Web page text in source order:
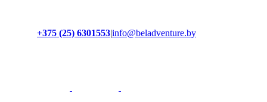
+375 (25) 6301553|info@beladventure.by